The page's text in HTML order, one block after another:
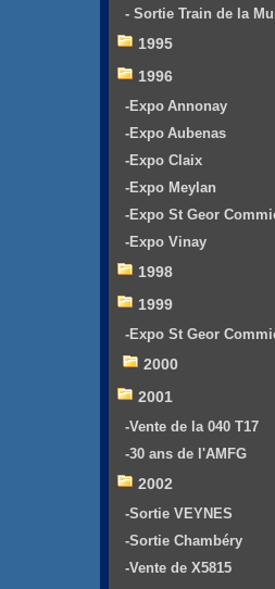
- Sortie Train de la
1995
1996
-Expo Annonay
-Expo Aubenas
-Expo Claix
-Expo Meylan
-Expo St Geor
-Expo Vinay
1998
1999
-Expo St Geor
2000
2001
-Vente de la 040 T17
-30 ans de l'AMFG
2002
-Sortie VEYNES
-Sortie Chambéry
-Vente de X5815